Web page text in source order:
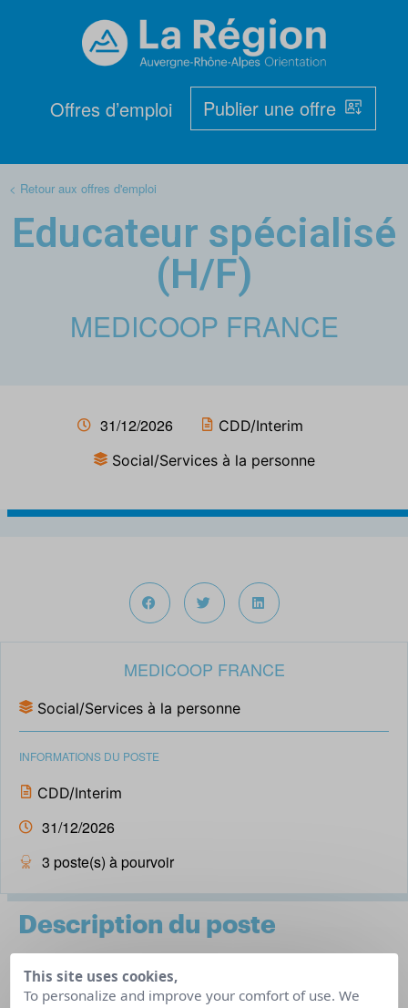
Offres d’emploi Publier une offre
< Retour aux offres d'emploi
Educateur spécialisé
(H/F)
MEDICOOP FRANCE
31/12/2026
CDD/Interim
Social/Services à la personne
MEDICOOP FRANCE
Social/Services à la personne
INFORMATIONS DU POSTE
CDD/Interim
31/12/2026
3 poste(s) à pourvoir
Description du poste
MEDICOOP FRANCE, réseau d’agences d’intérim
This site uses cookies,
To personalize and improve your comfort of use. We